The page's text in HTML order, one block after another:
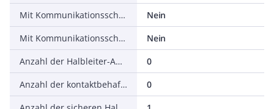
Mit Kommunikationsschnittstelle SSD
Nein
Mit Kommunikationsschnittstelle SSI
Nein
Anzahl der Halbleiter-Ausgänge mit Meldefunktion
0
Anzahl der kontaktbehafteten Ausgänge mit Meldefunktion
0